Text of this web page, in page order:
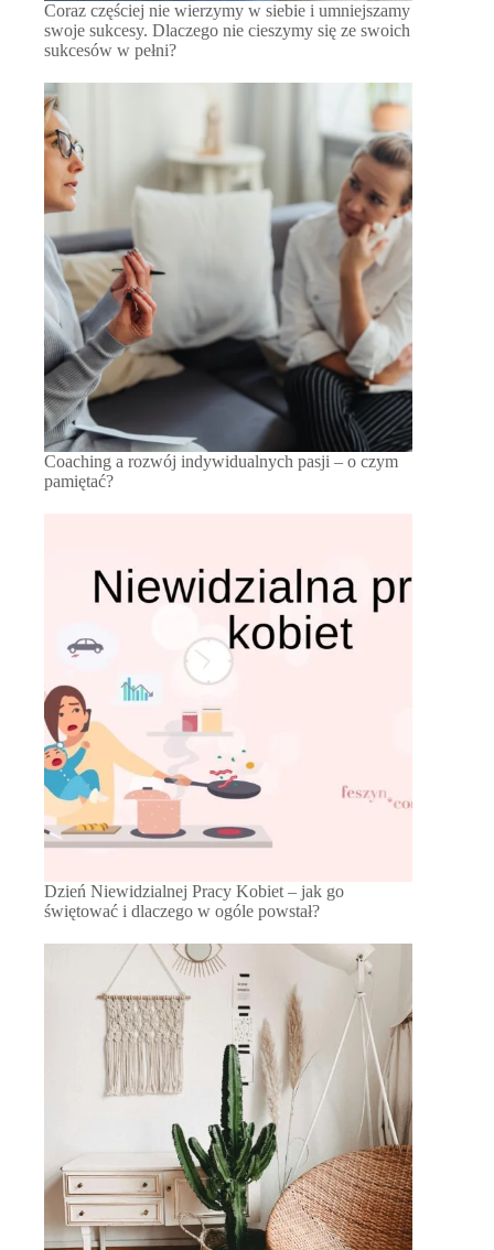
Coraz częściej nie wierzymy w siebie i umniejszamy
swoje sukcesy. Dlaczego nie cieszymy się ze swoich
sukcesów w pełni?
Coaching a rozwój indywidualnych pasji – o czym
pamiętać?
Dzień Niewidzialnej Pracy Kobiet – jak go
świętować i dlaczego w ogóle powstał?